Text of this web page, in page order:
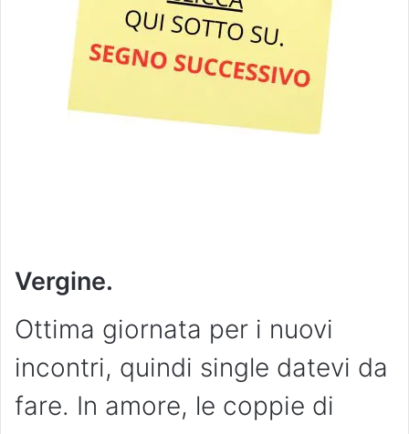
Vergine.
Ottima giornata per i nuovi
incontri, quindi single datevi da
fare. In amore, le coppie di